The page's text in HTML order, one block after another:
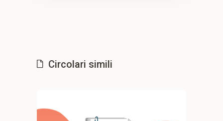
Circolari simili